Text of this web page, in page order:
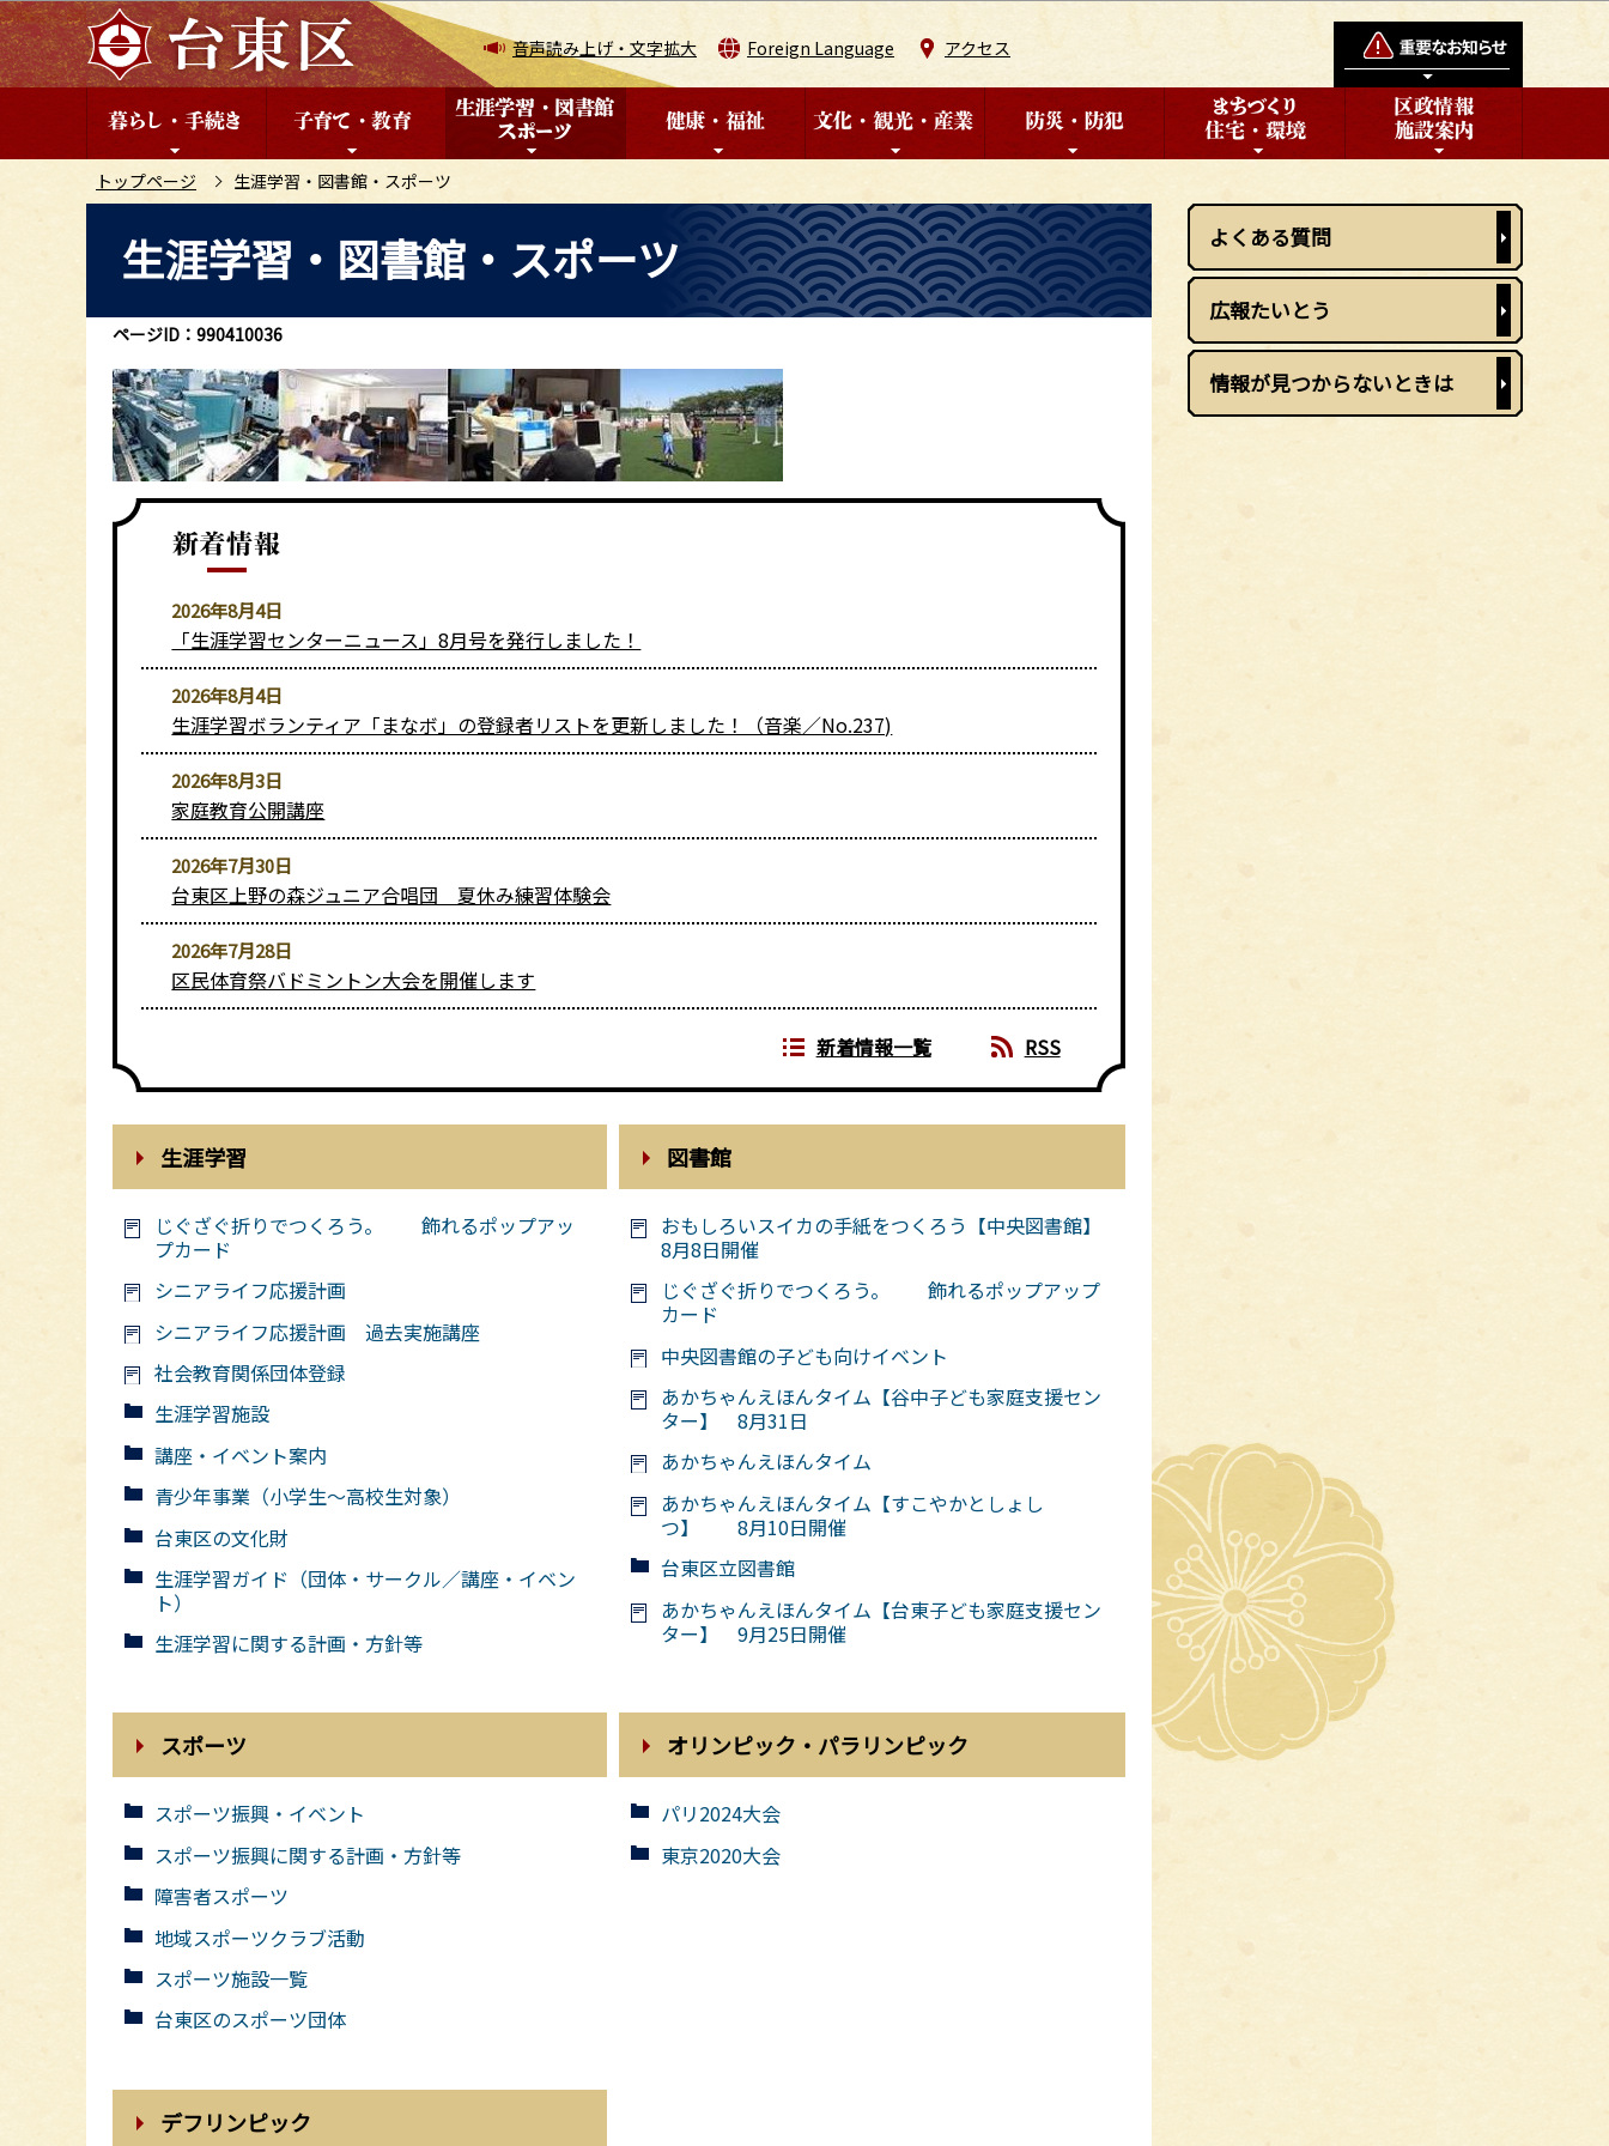
こ
の
ペ
音声読み上げ・文字拡大 Foreign Language アクセス
トップページ 生涯学習・図書館・スポーツ
こ
生涯学習・図書館・スポーツ
ページID：990410036
2026年8月4日
「生涯学習センターニュース」8月号を発行しました！
2026年8月4日
生涯学習ボランティア「まなボ」の登録者リストを更新しました！（音楽／No.237)
2026年8月3日
家庭教育公開講座
2026年7月30日
台東区上野の森ジュニア合唱団 夏休み練習体験会
2026年7月28日
区民体育祭バドミントン大会を開催します
新着情報一覧 RSS
生涯学習
じぐざぐ折りでつくろう。 飾れるポップアッ
プカード
シニアライフ応援計画
シニアライフ応援計画 過去実施講座
社会教育関係団体登録
生涯学習施設
講座・イベント案内
青少年事業（小学生～高校生対象）
台東区の文化財
生涯学習ガイド（団体・サークル／講座・イベン
ト）
生涯学習に関する計画・方針等
図書館
おもしろいスイカの手紙をつくろう【中央図書館】
8月8日開催
じぐざぐ折りでつくろう。 飾れるポップアップ
カード
中央図書館の子ども向けイベント
あかちゃんえほんタイム【谷中子ども家庭支援セン
ター】 8月31日
あかちゃんえほんタイム
あかちゃんえほんタイム【すこやかとしょし
つ】 8月10日開催
台東区立図書館
あかちゃんえほんタイム【台東子ども家庭支援セン
ター】 9月25日開催
スポーツ
スポーツ振興・イベント
スポーツ振興に関する計画・方針等
障害者スポーツ
地域スポーツクラブ活動
スポーツ施設一覧
台東区のスポーツ団体
オリンピック・パラリンピック
パリ2024大会
東京2020大会
デフリンピック
よくある質問
広報たいとう
情報が見つからないときは